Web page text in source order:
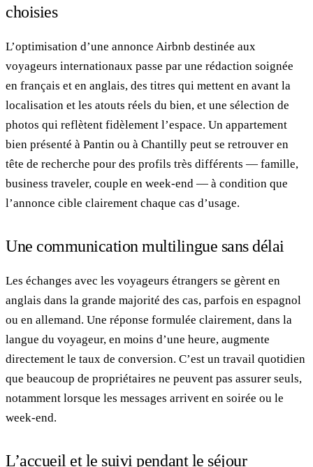
choisies
L’optimisation d’une annonce Airbnb destinée aux
voyageurs internationaux passe par une rédaction soignée
en français et en anglais, des titres qui mettent en avant la
localisation et les atouts réels du bien, et une sélection de
photos qui reflètent fidèlement l’espace. Un appartement
bien présenté à Pantin ou à Chantilly peut se retrouver en
tête de recherche pour des profils très différents — famille,
business traveler, couple en week-end — à condition que
l’annonce cible clairement chaque cas d’usage.
Une communication multilingue sans délai
Les échanges avec les voyageurs étrangers se gèrent en
anglais dans la grande majorité des cas, parfois en espagnol
ou en allemand. Une réponse formulée clairement, dans la
langue du voyageur, en moins d’une heure, augmente
directement le taux de conversion. C’est un travail quotidien
que beaucoup de propriétaires ne peuvent pas assurer seuls,
notamment lorsque les messages arrivent en soirée ou le
week-end.
L’accueil et le suivi pendant le séjour